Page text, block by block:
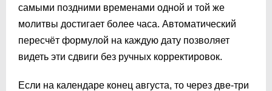
самыми поздними временами одной и той же
молитвы достигает более часа. Автоматический
пересчёт формулой на каждую дату позволяет
видеть эти сдвиги без ручных корректировок.
Если на календаре конец августа, то через две-три